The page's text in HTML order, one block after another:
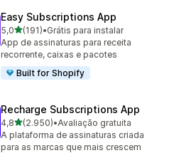
Easy Subscriptions App
5,0de 5 estrelas
(191)
191 avaliações ao todo
•Grátis para instalar
App de assinaturas para receita
recorrente, caixas e pacotes
Built for Shopify
Recharge Subscriptions App
4,8de 5 estrelas
(2.950)
2950 avaliações ao todo
•Avaliação gratuita
A plataforma de assinaturas criada
para as marcas que mais crescem